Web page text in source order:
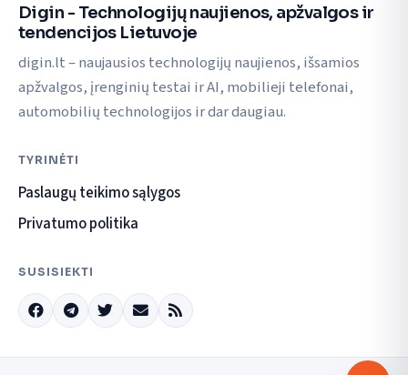
Digin - Technologijų naujienos, apžvalgos ir
tendencijos Lietuvoje
digin.lt – naujausios technologijų naujienos, išsamios
apžvalgos, įrenginių testai ir AI, mobilieji telefonai,
automobilių technologijos ir dar daugiau.
TYRINĖTI
Paslaugų teikimo sąlygos
Privatumo politika
SUSISIEKTI